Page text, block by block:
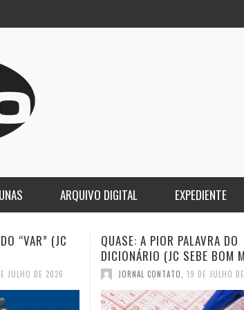
ARQUIVO DIGITAL EXPEDIENTE
DO
MEIHY)
JULHO DE 2026
A DEMOCRACIA
GASPARI)
JORNAL CONTATO 12 DE JULHO